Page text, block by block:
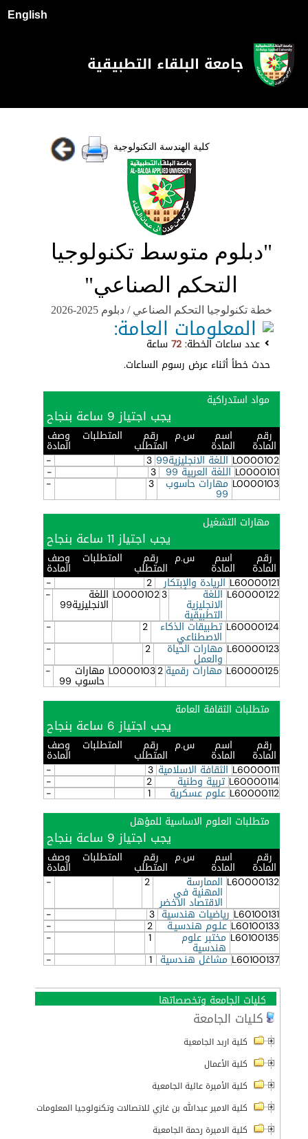
English
جامعة البلقاء التطبيقية
كلية الهندسة التكنولوجية
"دبلوم متوسط تكنولوجيا
التحكم الصناعي"
خطة تكنولوجيا التحكم الصناعي / دبلوم 2025-2026
المعلومات العامة:
عدد ساعات الخطة:72ساعة
حدث خطأ أثناء عرض رسوم الساعات.
مواد استدراكية
يجب اجتياز 9 ساعة بنجاح
رقم
المادة
اسم
المادة
س.م رقم
المتطلب
المتطلبات وصف
المادة
L0000102 اللغة الانجليزية99 3
-
L0000101 اللغة العربية 99 3
-
L0000103 مهارات حاسوب
99
3
-
مهارات التشغيل
يجب اجتياز 11 ساعة بنجاح
رقم
المادة
اسم
المادة
س.م رقم
المتطلب
المتطلبات وصف
المادة
L60000121 الريادة والإبتكار 2
-
L60000122 اللغة
الانجليزية
التطبيقية
3
L0000102 اللغة
الانجليزية99
-
L60000124 تطبيقات الذكاء
الاصطناعي
2
-
L60000123 مهارات الحياة
والعمل
2
-
L60000125 مهارات رقمية2
L0000103 مهارات
حاسوب 99
-
متطلبات الثقافة العامة
يجب اجتياز 6 ساعة بنجاح
رقم
المادة
اسم
المادة
س.م رقم
المتطلب
المتطلبات وصف
المادة
L60000111 الثقافة الاسلامية 3
-
L60000114 تربية وطنية 2
-
L60000112 علوم عسكرية 1
-
متطلبات العلوم الاساسية للمؤهل
يجب اجتياز 9 ساعة بنجاح
رقم
المادة
اسم
المادة
س.م رقم
المتطلب
المتطلبات وصف
المادة
L60000132 الممارسة
المهنية في
الاقتصاد الاخضر
2
-
L60100131 رياضيات هندسية 3
-
L60100133 علـوم هندسيـة 2
-
L60100135 مختبر علوم
هندسية
1
-
L60100137 مشاغل هنـدسية 1
-
كليات الجامعة وتخصصاتها
كليات الجامعة
كلية اربد الجامعية
كلية الأعمال
كلية الأميرة عالية الجامعية
كلية الامير عبدالله بن غازي للاتصالات وتكنولوجيا المعلومات
كلية الاميرة رحمة الجامعية